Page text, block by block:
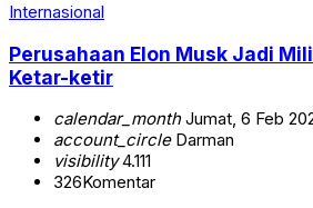
Internasional
Perusahaan Elon Musk Jadi
Ketar-ketir
calendar_monthJumat, 6 Feb
account_circleDarman
visibility4.111
326Komentar